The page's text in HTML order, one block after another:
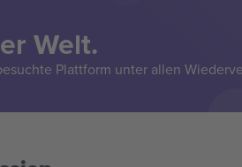
Welt.
Plattform unter allen